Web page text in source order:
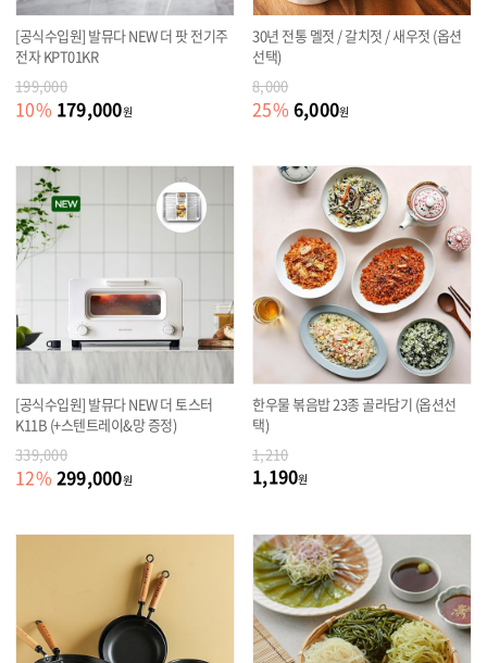
[공식수입원] 발뮤다 NEW 더 팟 전기주
전자 KPT01KR
199,000
10% 179,000원
30년 전통 멜젓 / 갈치젓 / 새우젓 (옵션
선택)
8,000
25% 6,000원
[공식수입원] 발뮤다 NEW 더 토스터
K11B (+스텐트레이&망 증정)
339,000
12% 299,000원
한우물 볶음밥 23종 골라담기 (옵션선
택)
1,210
1,190원